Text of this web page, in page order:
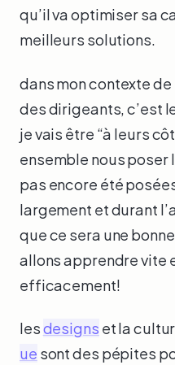
qu’il va optimiser sa
meilleurs solutions.
dans mon contexte
des dirigeants, c’est
je vais être “à leurs
ensemble nous poser
pas encore été
largement et durant
que ce sera une
allons apprendre vite
efficacement!
lesdesigns et la
ue sont des pépites